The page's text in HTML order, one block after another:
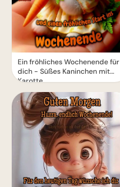
Ein fröhliches Wochenende für
dich - Süßes Kaninchen mit
Karotte